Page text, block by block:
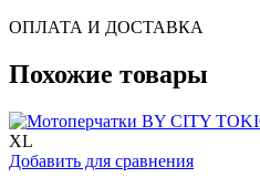
ОПЛАТА И ДОСТАВКА
Похожие товары
XL
Добавить для сравнения